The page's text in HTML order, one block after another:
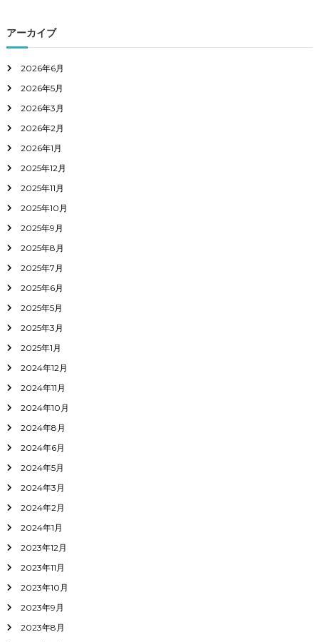
アーカイブ
2026年6月
2026年5月
2026年3月
2026年2月
2026年1月
2025年12月
2025年11月
2025年10月
2025年9月
2025年8月
2025年7月
2025年6月
2025年5月
2025年3月
2025年1月
2024年12月
2024年11月
2024年10月
2024年8月
2024年6月
2024年5月
2024年3月
2024年2月
2024年1月
2023年12月
2023年11月
2023年10月
2023年9月
2023年8月